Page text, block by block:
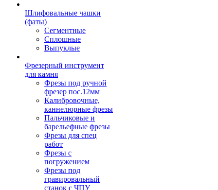
Шлифовальные чашки
(фаты)
Сегментные
Сплошные
Выпуклые
Фрезерный инструмент
для камня
Фрезы под ручной
фрезер пос.12мм
Калибровочные,
каннелюрные фрезы
Пальчиковые и
барельефные фрезы
Фрезы для спец
работ
Фрезы с
погружением
Фрезы под
гравировальный
станок с ЧПУ